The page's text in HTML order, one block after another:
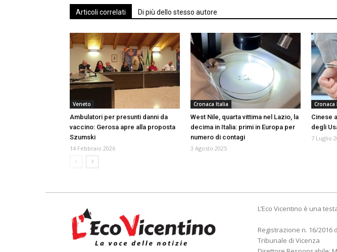
Articoli correlati Di più dello stesso autore
Veneto
Ambulatori per presunti danni da
vaccino: Gerosa apre alla proposta
Szumski
14 Febbraio 2026
Cronaca Italia
West Nile, quarta vittima nel Lazio, la
decima in Italia: primi in Europa per
numero di contagi
3 Agosto 2025
Cronaca
Cinese
degli
7 Luglio
L’Eco Vicentino è una
Registrazione n. 16/2016
Tribunale di Vicenza